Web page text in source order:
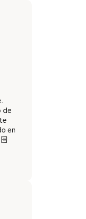
el estrés,
y en los brazos y
en las muñecas,
de
en